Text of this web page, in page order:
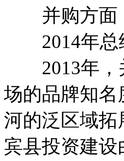
并购方面
2014年总
2013年，
场的品牌知
河的泛区域拓
宾县投资建